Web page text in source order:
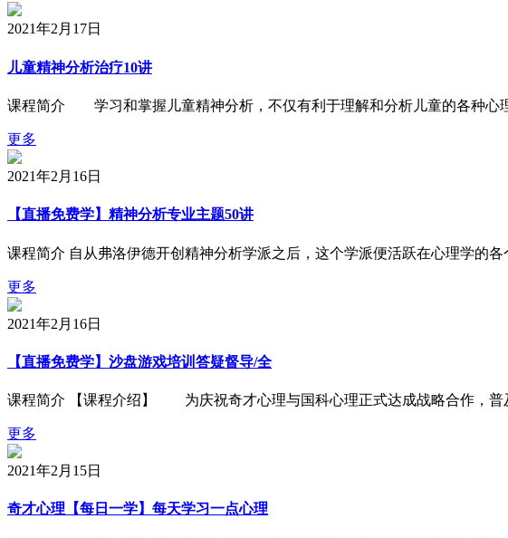
2021年2月17日
儿童精神分析治疗10讲
课程简介 学习和掌握儿童精神分析，不仅有利于理解和分析儿童的各种心
更多
2021年2月16日
【直播免费学】精神分析专业主题50讲
课程简介 自从弗洛伊德开创精神分析学派之后，这个学派便活跃在心理学的
更多
2021年2月16日
【直播免费学】沙盘游戏培训答疑督导/全
课程简介 【课程介绍】 为庆祝奇才心理与国科心理正式达成战略合作，普
更多
2021年2月15日
奇才心理【每日一学】每天学习一点心理